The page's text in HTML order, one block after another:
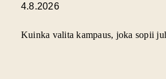
4.8.2026
Kuinka valita kampaus, joka sopii